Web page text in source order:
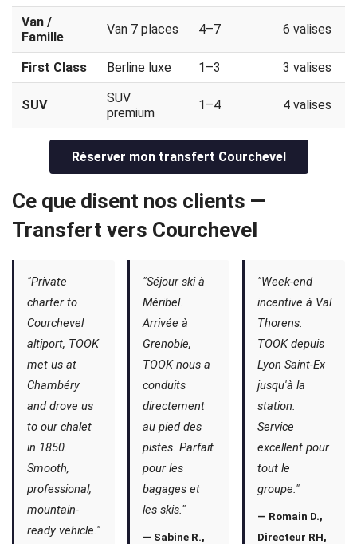
Van /
Famille
Van 7 places 4–7 6 valises
First Class Berline luxe 1–3 3 valises
SUV
SUV
premium
1–4 4 valises
Réserver mon transfert Courchevel
Ce que disent nos clients —
Transfert vers Courchevel
"Private
charter to
Courchevel
altiport, TOOK
met us at
Chambéry
and drove us
to our chalet
in 1850.
Smooth,
professional,
mountain-
ready vehicle."
"Séjour ski à
Méribel.
Arrivée à
Grenoble,
TOOK nous a
conduits
directement
au pied des
pistes. Parfait
pour les
bagages et
les skis."
— Sabine R.,
"Week-end
incentive à Val
Thorens.
TOOK depuis
Lyon Saint-Ex
jusqu'à la
station.
Service
excellent pour
tout le
groupe."
— Romain D.,
Directeur RH,